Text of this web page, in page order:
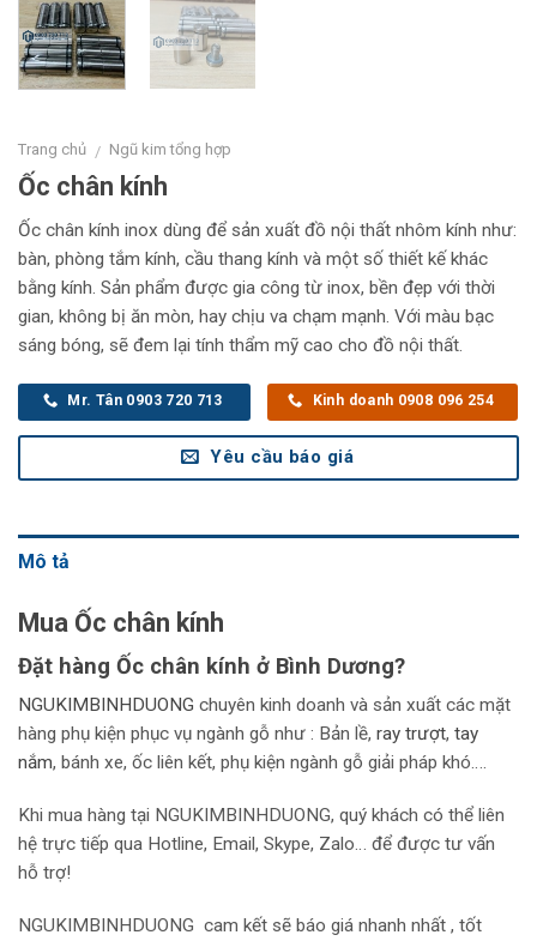
Trang chủ / Ngũ kim tổng hợp
Ốc chân kính
Ốc chân kính inox dùng để sản xuất đồ nội thất nhôm kính như:
bàn, phòng tắm kính, cầu thang kính và một số thiết kế khác
bằng kính. Sản phẩm được gia công từ inox, bền đẹp với thời
gian, không bị ăn mòn, hay chịu va chạm mạnh. Với màu bạc
sáng bóng, sẽ đem lại tính thẩm mỹ cao cho đồ nội thất.
Mr. Tân 0903 720 713 Kinh doanh 0908 096 254
Yêu cầu báo giá
Mô tả
Mua Ốc chân kính
Đặt hàng Ốc chân kính ở Bình Dương?
NGUKIMBINHDUONG chuyên kinh doanh và sản xuất các mặt
hàng phụ kiện phục vụ ngành gỗ như : Bản lề, ray trượt, tay
nắm, bánh xe, ốc liên kết, phụ kiện ngành gỗ giải pháp khó….
Khi mua hàng tại NGUKIMBINHDUONG, quý khách có thể liên
hệ trực tiếp qua Hotline, Email, Skype, Zalo… để được tư vấn
hỗ trợ!
NGUKIMBINHDUONG cam kết sẽ báo giá nhanh nhất , tốt